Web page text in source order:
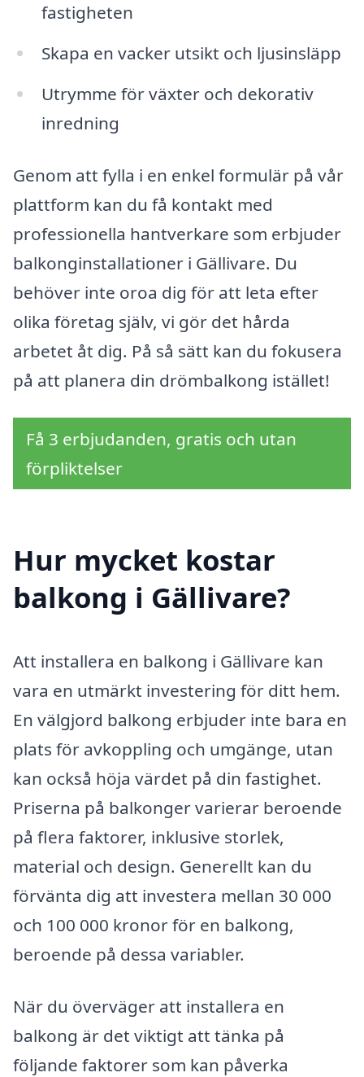
fastigheten
Skapa en vacker utsikt och ljusinsläpp
Utrymme för växter och dekorativ
inredning
Genom att fylla i en enkel formulär på vår
plattform kan du få kontakt med
professionella hantverkare som erbjuder
balkonginstallationer i Gällivare. Du
behöver inte oroa dig för att leta efter
olika företag själv, vi gör det hårda
arbetet åt dig. På så sätt kan du fokusera
på att planera din drömbalkong istället!
Få 3 erbjudanden, gratis och utan
förpliktelser
Hur mycket kostar
balkong i Gällivare?
Att installera en balkong i Gällivare kan
vara en utmärkt investering för ditt hem.
En välgjord balkong erbjuder inte bara en
plats för avkoppling och umgänge, utan
kan också höja värdet på din fastighet.
Priserna på balkonger varierar beroende
på flera faktorer, inklusive storlek,
material och design. Generellt kan du
förvänta dig att investera mellan 30 000
och 100 000 kronor för en balkong,
beroende på dessa variabler.
När du överväger att installera en
balkong är det viktigt att tänka på
följande faktorer som kan påverka